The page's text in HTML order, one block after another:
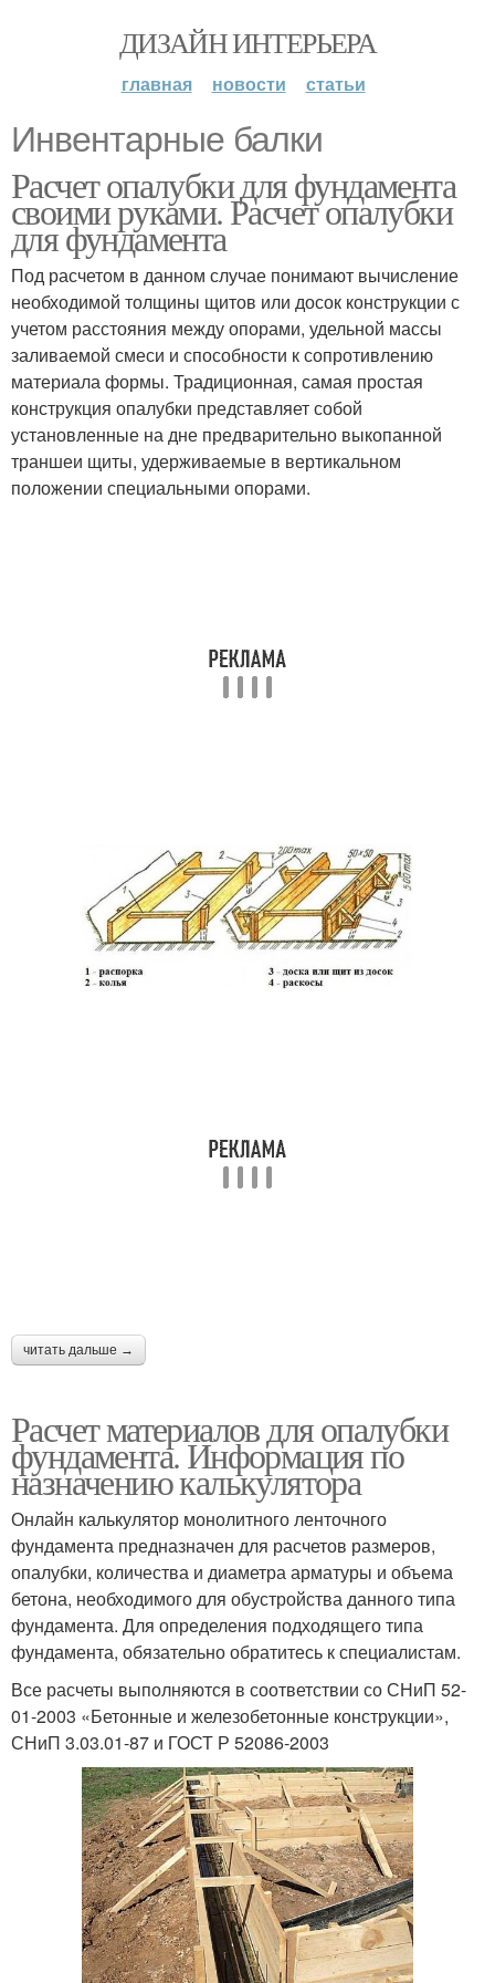
ДИЗАЙН ИНТЕРЬЕРА
главная новости статьи
Инвентарные балки
Расчет опалубки для фундамента
своими руками. Расчет опалубки
для фундамента
Под расчетом в данном случае понимают вычисление
необходимой толщины щитов или досок конструкции с
учетом расстояния между опорами, удельной массы
заливаемой смеси и способности к сопротивлению
материала формы. Традиционная, самая простая
конструкция опалубки представляет собой
установленные на дне предварительно выкопанной
траншеи щиты, удерживаемые в вертикальном
положении специальными опорами.
читать дальше →
Расчет материалов для опалубки
фундамента. Информация по
назначению калькулятора
Онлайн калькулятор монолитного ленточного
фундамента предназначен для расчетов размеров,
опалубки, количества и диаметра арматуры и объема
бетона, необходимого для обустройства данного типа
фундамента. Для определения подходящего типа
фундамента, обязательно обратитесь к специалистам.
Все расчеты выполняются в соответствии со СНиП 52-
01-2003 «Бетонные и железобетонные конструкции»,
СНиП 3.03.01-87 и ГОСТ Р 52086-2003